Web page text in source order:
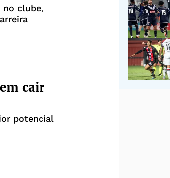
no clube,
cair
potencial